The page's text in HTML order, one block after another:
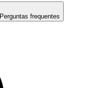
Perguntas frequentes